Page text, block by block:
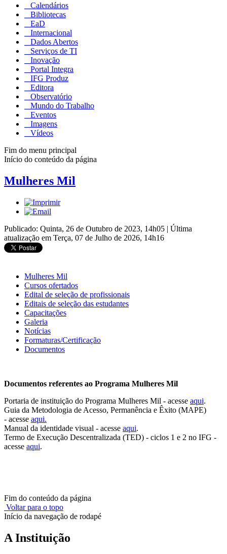
Calendários
Bibliotecas
EaD
Internacional
Dados Abertos
Serviços de TI
Inovação
Portal Integra
IFG Produz
Editora
Observatório
Mundo do Trabalho
Eventos
Imagens
Vídeos
Fim do menu principal
Início do conteúdo da página
Mulheres Mil
Publicado: Quinta, 26 de Outubro de 2023, 14h05 | Última
atualização em Terça, 07 de Julho de 2026, 14h16
Mulheres Mil
Cursos ofertados
Edital de seleção de profissionais
Editais de seleção das estudantes
Capacitações
Galeria
Notícias
Formaturas/Certificação
Documentos
Documentos referentes ao Programa Mulheres Mil
Portaria de instituição do Programa Mulheres Mil - acesse aqui.
Guia da Metodologia de Acesso, Permanência e Êxito (MAPE)
- acesse aqui.
Manual da identidade visual - acesse aqui.
Termo de Execução Descentralizada (TED) - ciclos 1 e 2 no IFG -
acesse aqui.
Fim do conteúdo da página
Voltar para o topo
Início da navegação de rodapé
A Instituição